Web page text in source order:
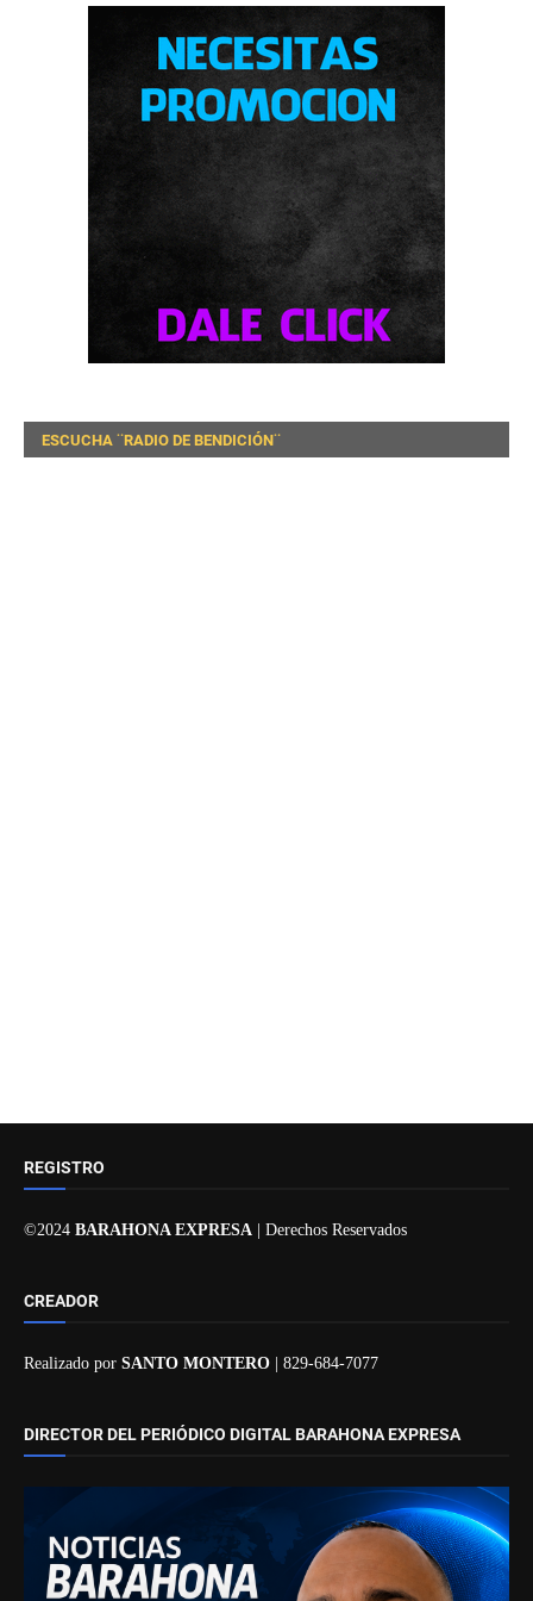
ESCUCHA ¨RADIO DE BENDICIÓN¨
REGISTRO
©2024 BARAHONA EXPRESA | Derechos Reservados
CREADOR
Realizado por SANTO MONTERO | 829-684-7077
DIRECTOR DEL PERIÓDICO DIGITAL BARAHONA EXPRESA